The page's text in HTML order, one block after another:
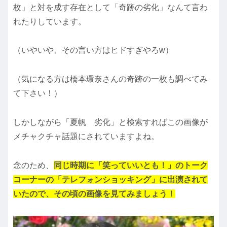
枚」と対を成す存在として「奇跡の劣化」なんて言わ
れたりしています。
（いやいや、その言い方はヒドすぎやろw）
（気になる方は橋本環奈さんの奇跡の一枚も調べてみ
て下さい！）
しかしながら「夏帆 劣化」と検索すればこの画像が
メチャクチャ話題にされていますよね。
念のため、
同じ時期に「笑っていいとも！」のトーク
コーナーの「テレフォンショッキング」に出演されて
いたので、その頃の画像を見てみましょう！